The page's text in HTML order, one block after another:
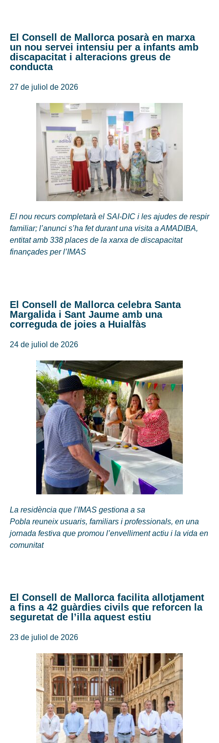
El Consell de Mallorca posarà en marxa
un nou servei intensiu per a infants amb
discapacitat i alteracions greus de
conducta
27 de juliol de 2026
El nou recurs completarà el SAI-DIC i les ajudes de respir
familiar; l’anunci s’ha fet durant una visita a AMADIBA,
entitat amb 338 places de la xarxa de discapacitat
finançades per l’IMAS
El Consell de Mallorca celebra Santa
Margalida i Sant Jaume amb una
correguda de joies a Huialfàs
24 de juliol de 2026
La residència que l’IMAS gestiona a sa
Pobla reuneix usuaris, familiars i professionals, en una
jornada festiva que promou l’envelliment actiu i la vida en
comunitat
El Consell de Mallorca facilita allotjament
a fins a 42 guàrdies civils que reforcen la
seguretat de l’illa aquest estiu
23 de juliol de 2026